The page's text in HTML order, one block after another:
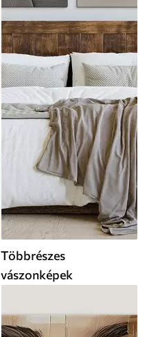
Többrészes
vászonképek